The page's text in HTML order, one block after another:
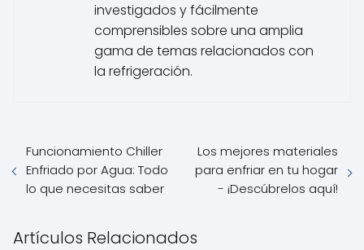
investigados y fácilmente
comprensibles sobre una amplia
gama de temas relacionados con
la refrigeración.
Funcionamiento Chiller
Enfriado por Agua: Todo
lo que necesitas saber
Los mejores materiales
para enfriar en tu hogar
- ¡Descúbrelos aquí!
Artículos Relacionados